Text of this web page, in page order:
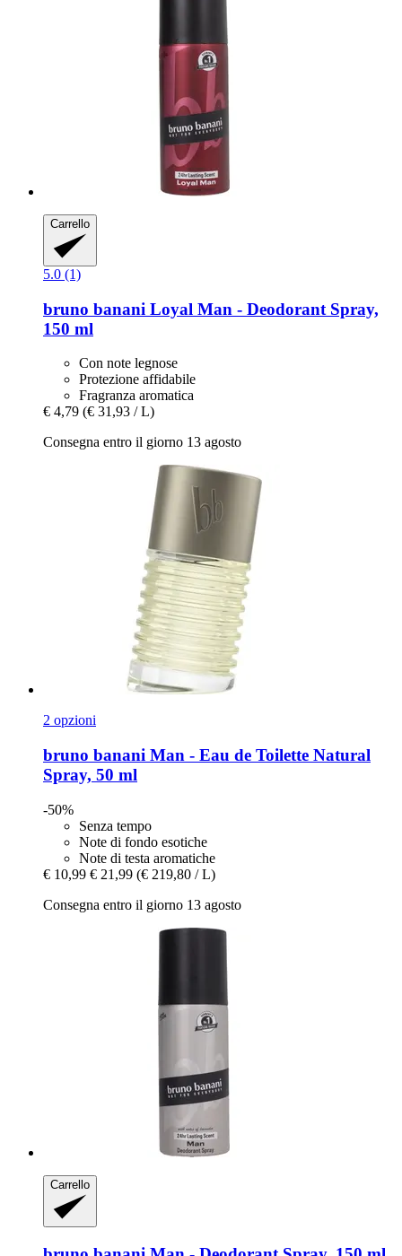
Carrello
5.0 (1)
bruno banani Loyal Man -​ Deodorant Spray,
150 ml
Con note legnose
Protezione affidabile
Fragranza aromatica
€ 4,79 (€ 31,93 / L)
Consegna entro il giorno 13 agosto
2 opzioni
bruno banani Man -​ Eau de Toilette Natural
Spray, 50 ml
-50%
Senza tempo
Note di fondo esotiche
Note di testa aromatiche
€ 10,99 € 21,99 (€ 219,80 / L)
Consegna entro il giorno 13 agosto
Carrello